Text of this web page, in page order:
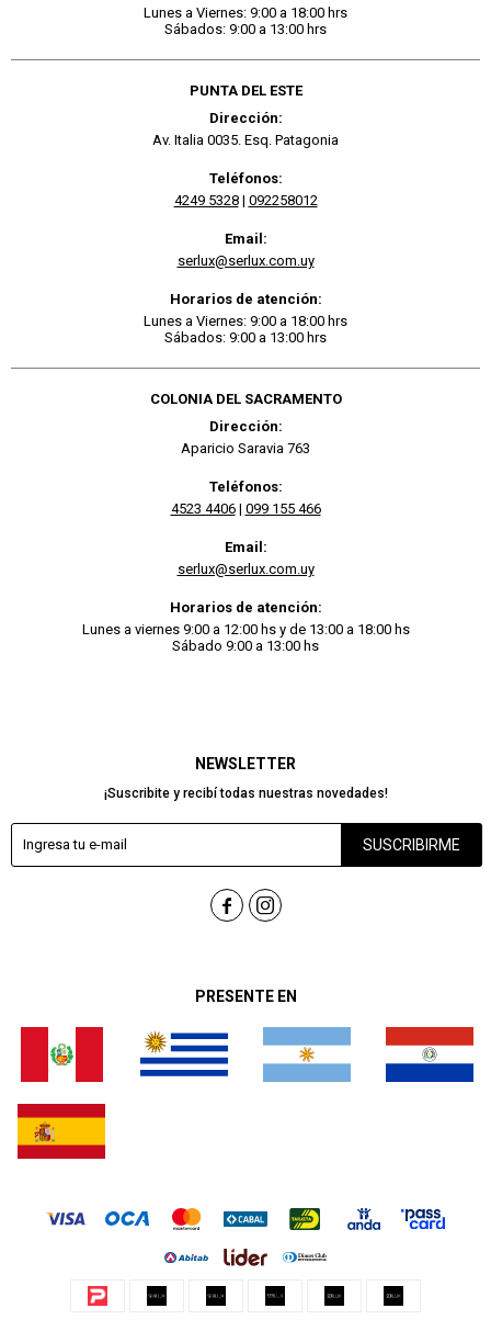
PRESENTE EN
NEWSLETTER
¡Suscribite y recibí todas nuestras novedades!
SUSCRIBIRME
 
Lunes a Viernes: 9:00 a 18:00 hrs
Sábados: 9:00 a 13:00 hrs
PUNTA DEL ESTE
Dirección:
Av. Italia 0035. Esq. Patagonia
Teléfonos:
4249 5328| 092258012
Email:
serlux@serlux.com.uy
Horarios de atención:
Lunes a Viernes: 9:00 a 18:00 hrs
Sábados: 9:00 a 13:00 hrs
COLONIA DEL SACRAMENTO
Dirección:
Aparicio Saravia 763
Teléfonos:
4523 4406| 099 155 466
Email:
serlux@serlux.com.uy
Horarios de atención:
Lunes a viernes 9:00 a 12:00 hs y de 13:00 a 18:00 hs
Sábado 9:00 a 13:00 hs